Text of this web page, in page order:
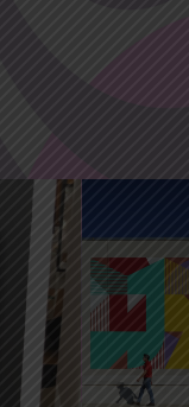
25 Mai
2021
modo